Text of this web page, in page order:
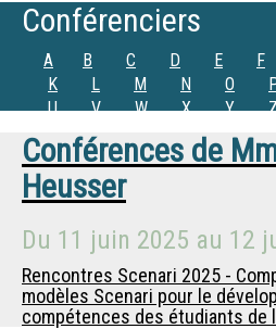
Conférenciers
A B C D E F
K
L M N O
U
V W X Y
Conférences de
Heusser
Du 11 juin 2025 au 12
Rencontres Scenari 2025 -
modèles Scenari pour le
compétences des étudiants de